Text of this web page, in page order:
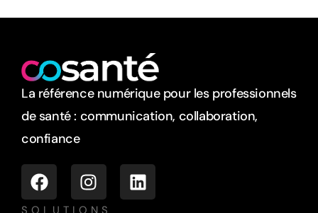
La référence numérique pour les professionnels
de santé : communication, collaboration,
confiance